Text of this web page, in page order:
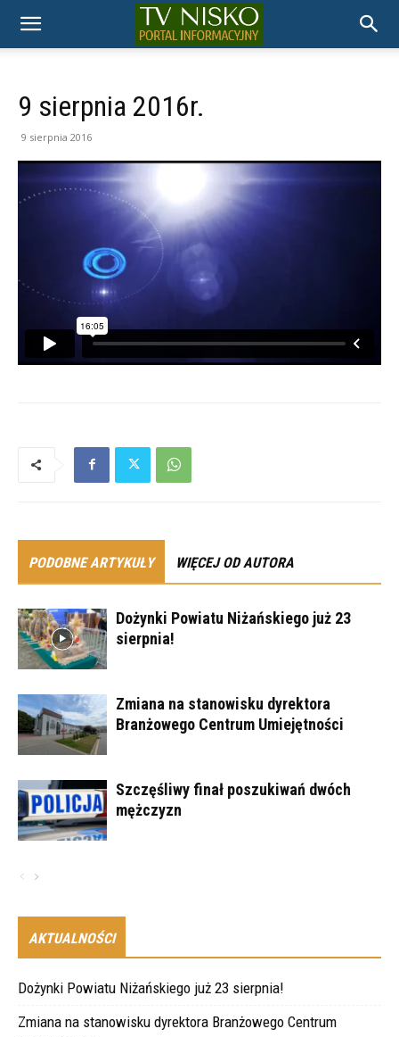
TELEWIZJA
NISKO
9 sierpnia 2016r.
9 sierpnia 2016
PODOBNE ARTYKUŁY WIĘCEJ OD AUTORA
Dożynki Powiatu Niżańskiego już 23
sierpnia!
Zmiana na stanowisku dyrektora
Branżowego Centrum Umiejętności
Szczęśliwy finał poszukiwań dwóch
mężczyzn
AKTUALNOŚCI
Dożynki Powiatu Niżańskiego już 23 sierpnia!
Zmiana na stanowisku dyrektora Branżowego Centrum